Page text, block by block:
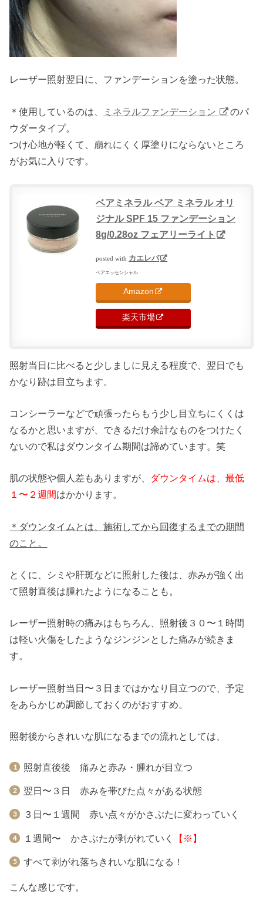
レーザー照射翌日に、ファンデーションを塗った状態。
＊使用しているのは、 ミネラルファンデーション
のパ
ウダータイプ。
つけ心地が軽くて、崩れにくく厚塗りにならないところ
がお気に入りです。
ベアミネラル ベア ミネラル オリ
ジナル SPF 15 ファンデーション
8g/0.28oz フェアリーライト
posted with カエレバ
ベアエッセンシャル
Amazon
楽天市場
照射当日に比べると少しましに見える程度で、翌日でも
かなり跡は目立ちます。
コンシーラーなどで頑張ったらもう少し目立ちにくくは
なるかと思いますが、できるだけ余計なものをつけたく
ないので私はダウンタイム期間は諦めています。笑
肌の状態や個人差もありますが、 ダウンタイムは、最低
１〜２週間はかかります。
＊ダウンタイムとは、施術してから回復するまでの期間
のこと。
とくに、シミや肝斑などに照射した後は、赤みが強く出
て照射直後は腫れたようになることも。
レーザー照射時の痛みはもちろん、照射後３０〜１時間
は軽い火傷をしたようなジンジンとした痛みが続きま
す。
レーザー照射当日〜３日まではかなり目立つので、予定
をあらかじめ調節しておくのがおすすめ。
照射後からきれいな肌になるまでの流れとしては、
照射直後後 痛みと赤み・腫れが目立つ
翌日〜３日 赤みを帯びた点々がある状態
３日〜１週間 赤い点々がかさぶたに変わっていく
１週間〜 かさぶたが剥がれていく 【※】
すべて剥がれ落ちきれいな肌になる！
こんな感じです。